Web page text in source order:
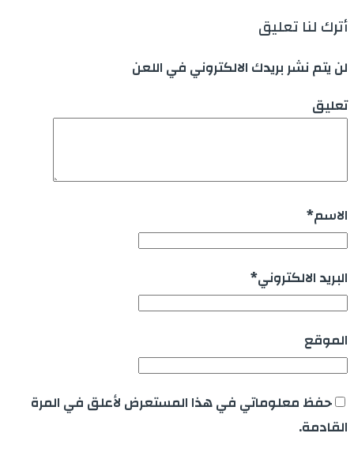
أترك لنا تعليق
لن يتم نشر بريدك الالكتروني في اللعن
تعليق
الاسم*
البريد الالكتروني*
الموقع
حفظ معلوماتي في هذا المستعرض لأعلق في المرة
القادمة.